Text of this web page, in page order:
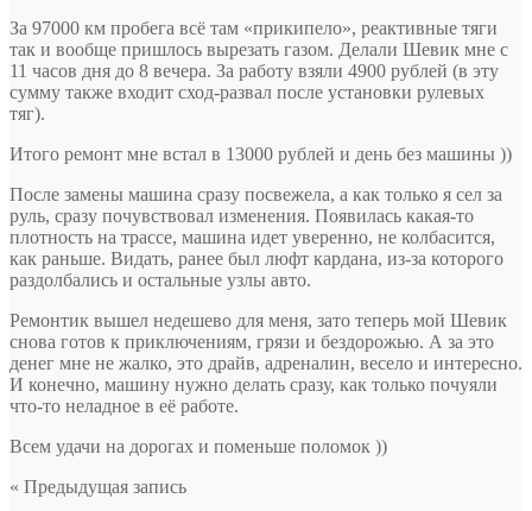
За 97000 км пробега всё там «прикипело», реактивные тяги
так и вообще пришлось вырезать газом. Делали Шевик мне с
11 часов дня до 8 вечера. За работу взяли 4900 рублей (в эту
сумму также входит сход-развал после установки рулевых
тяг).
Итого ремонт мне встал в 13000 рублей и день без машины ))
После замены машина сразу посвежела, а как только я сел за
руль, сразу почувствовал изменения. Появилась какая-то
плотность на трассе, машина идет уверенно, не колбасится,
как раньше. Видать, ранее был люфт кардана, из-за которого
раздолбались и остальные узлы авто.
Ремонтик вышел недешево для меня, зато теперь мой Шевик
снова готов к приключениям, грязи и бездорожью. А за это
денег мне не жалко, это драйв, адреналин, весело и интересно.
И конечно, машину нужно делать сразу, как только почуяли
что-то неладное в её работе.
Всем удачи на дорогах и поменьше поломок ))
« Предыдущая запись